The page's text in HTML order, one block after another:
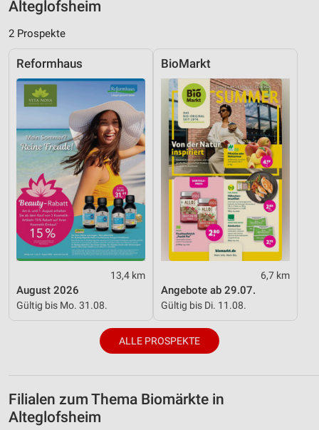
Alteglofsheim
2 Prospekte
Reformhaus
13,4 km
August 2026
Gültig bis Mo. 31.08.
BioMarkt
6,7 km
Angebote ab 29.07.
Gültig bis Di. 11.08.
ALLE PROSPEKTE
Filialen zum Thema Biomärkte in
Alteglofsheim
Notwendig
Performance
Funktional
Werbung